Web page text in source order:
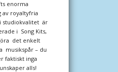
enorma
av royaltyfria
studiokvalitet är
i Song Kits,
det enkelt
musikspår – du
faktiskt inga
alls!